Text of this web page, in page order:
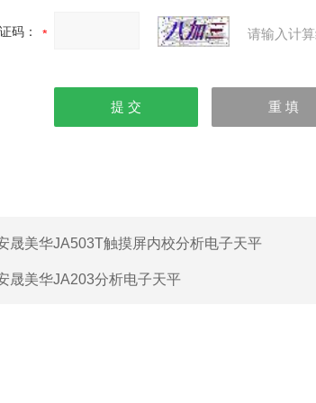
码： 请输入计
晟美华JA503T触摸屏内校分析电子天平
晟美华JA203分析电子天平